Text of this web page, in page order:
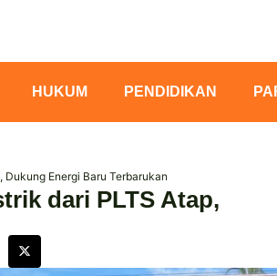
HUKUM PENDIDIKAN
Energi Baru Terbarukan
dari PLTS Atap,